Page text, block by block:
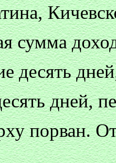
сумма
десять
дней,
порван.